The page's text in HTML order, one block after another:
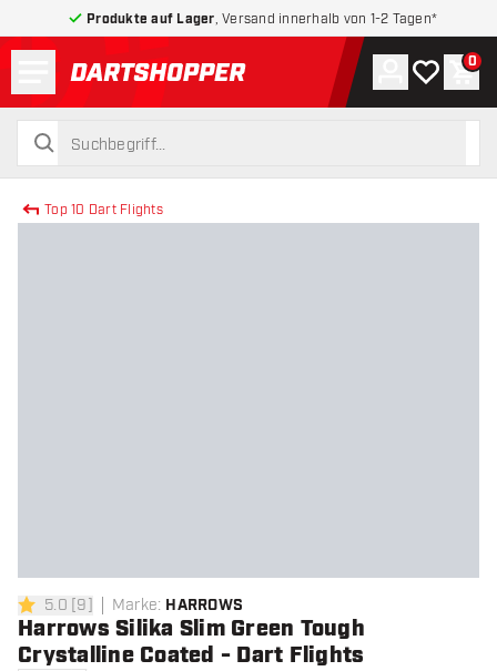
Produkte auf Lager , Versand innerhalb von 1-2 Tagen*
zurück zur Startseite
suchen
suchen
Konto
Meine 0
Top 10 Dart Flights
5 Bewertungssterne
5.0 [9] Marke: HARROWS
Harrows Silika Slim Green Tough
Crystalline Coated - Dart Flights